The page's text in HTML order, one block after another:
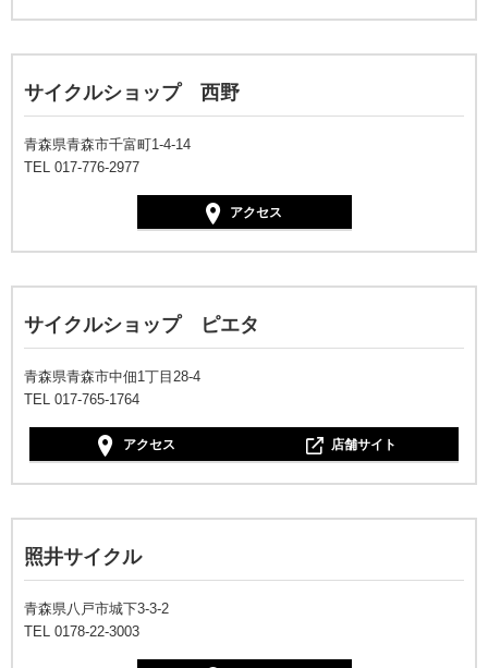
サイクルショップ 西野
青森県青森市千富町1-4-14
TEL 017-776-2977
アクセス
サイクルショップ ピエタ
青森県青森市中佃1丁目28-4
TEL 017-765-1764
アクセス 店舗サイト
照井サイクル
青森県八戸市城下3-3-2
TEL 0178-22-3003